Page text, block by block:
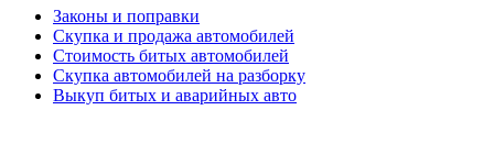
Законы и поправки
Скупка и продажа автомобилей
Стоимость битых автомобилей
Скупка автомобилей на разборку
Выкуп битых и аварийных авто